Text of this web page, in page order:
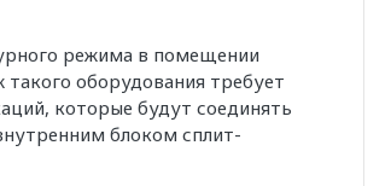
режима в помещении
оборудования требует
которые будут соединять
блоком сплит-